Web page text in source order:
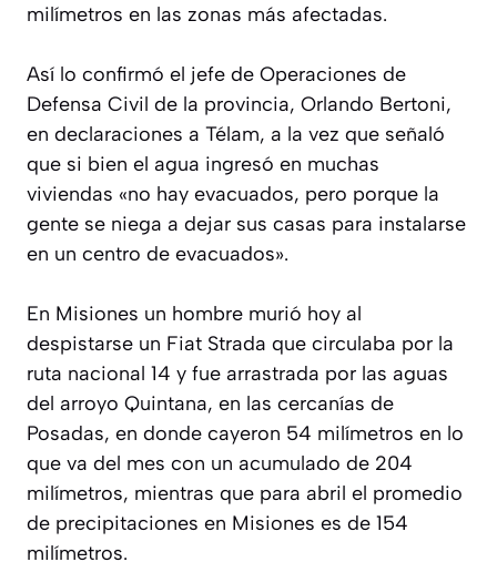
milímetros en las zonas más afectadas.
Así lo confirmó el jefe de Operaciones de
Defensa Civil de la provincia, Orlando Bertoni,
en declaraciones a Télam, a la vez que señaló
que si bien el agua ingresó en muchas
viviendas «no hay evacuados, pero porque la
gente se niega a dejar sus casas para instalarse
en un centro de evacuados».
En Misiones un hombre murió hoy al
despistarse un Fiat Strada que circulaba por la
ruta nacional 14 y fue arrastrada por las aguas
del arroyo Quintana, en las cercanías de
Posadas, en donde cayeron 54 milímetros en lo
que va del mes con un acumulado de 204
milímetros, mientras que para abril el promedio
de precipitaciones en Misiones es de 154
milímetros.